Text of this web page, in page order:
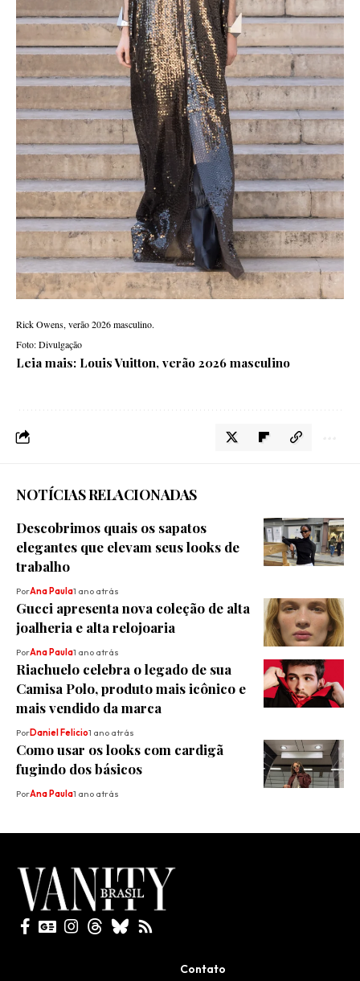
Rick Owens, verão 2026 masculino.
Foto: Divulgação
Leia mais: Louis Vuitton, verão 2026 masculino
NOTÍCIAS RELACIONADAS
Descobrimos quais os sapatos
elegantes que elevam seus looks de
trabalho
PorAna Paula1 ano atrás
Gucci apresenta nova coleção de alta
joalheria e alta relojoaria
PorAna Paula1 ano atrás
Riachuelo celebra o legado de sua
Camisa Polo, produto mais icônico e
mais vendido da marca
PorDaniel Felicio1 ano atrás
Como usar os looks com cardigã
fugindo dos básicos
PorAna Paula1 ano atrás
Contato